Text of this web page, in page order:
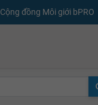
Cộng đồng Môi giới bPRO